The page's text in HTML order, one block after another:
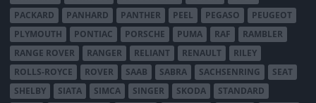
PACKARD
PANHARD PANTHER PEEL PEGASO
PEUGEOT
PLYMOUTH
PONTIAC PORSCHE PUMA RAF
RAMBLER
RANGE ROVER
RANGER RELIANT RENAULT
RILEY
ROLLS-ROYCE
ROVER SAAB SABRA SACHSENRING
SEAT
SHELBY
SIATA SIMCA SINGER SKODA STANDARD